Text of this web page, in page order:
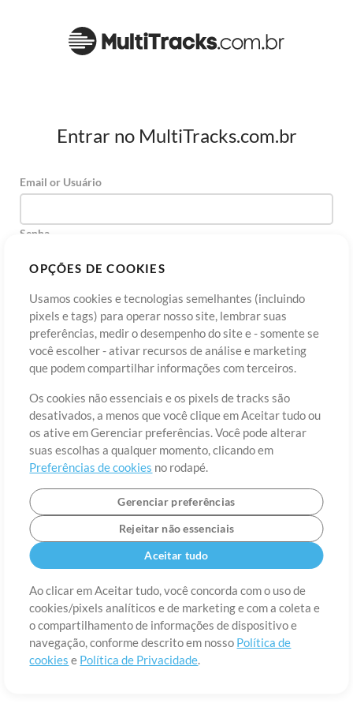
OPÇÕES DE COOKIES
Usamos cookies e tecnologias semelhantes (incluindo
pixels e tags) para operar nosso site, lembrar suas
preferências, medir o desempenho do site e - somente se
você escolher - ativar recursos de análise e marketing
que podem compartilhar informações com terceiros.
Os cookies não essenciais e os pixels de tracks são
desativados, a menos que você clique em Aceitar tudo ou
os ative em Gerenciar preferências. Você pode alterar
suas escolhas a qualquer momento, clicando em
Preferências de cookies no rodapé.
Gerenciar preferências
Rejeitar não essenciais
Aceitar tudo
Ao clicar em Aceitar tudo, você concorda com o uso de
cookies/pixels analíticos e de marketing e com a coleta e
o compartilhamento de informações de dispositivo e
navegação, conforme descrito em nosso Política de
cookies e Política de Privacidade.
Entrar no MultiTracks.com.br
Email or Usuário
Senha
Cadastre-seEsqueceu sua senha?
Termos de Uso Política de Privacidade
Preferências de
Contato
©2006-2026 por MultiTracks LLC. Todos os Direitos Reservados.